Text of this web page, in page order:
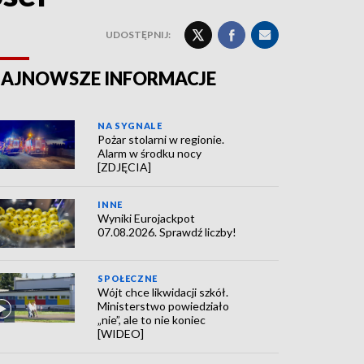
UDOSTĘPNIJ:
INFORMACJE
NA SYGNALE
Pożar stolarni w regionie.
Alarm w środku nocy
[ZDJĘCIA]
INNE
Wyniki Eurojackpot
07.08.2026. Sprawdź liczby!
SPOŁECZNE
Wójt chce likwidacji szkół.
Ministerstwo powiedziało
„nie”, ale to nie koniec
[WIDEO]